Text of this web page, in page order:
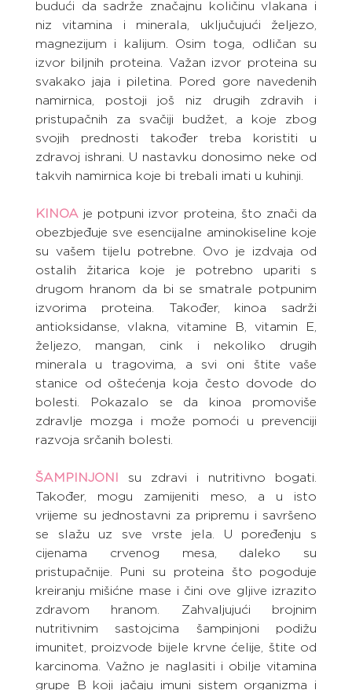
budući da sadrže značajnu količinu vlakana i
niz vitamina i minerala, uključujući željezo,
magnezijum i kalijum. Osim toga, odličan su
izvor biljnih proteina. Važan izvor proteina su
svakako jaja i piletina. Pored gore navedenih
namirnica, postoji još niz drugih zdravih i
pristupačnih za svačiji budžet, a koje zbog
svojih prednosti također treba koristiti u
zdravoj ishrani. U nastavku donosimo neke od
takvih namirnica koje bi trebali imati u kuhinji.
KINOA je potpuni izvor proteina, što znači da
obezbjeđuje sve esencijalne aminokiseline koje
su vašem tijelu potrebne. Ovo je izdvaja od
ostalih žitarica koje je potrebno upariti s
drugom hranom da bi se smatrale potpunim
izvorima proteina. Također, kinoa sadrži
antioksidanse, vlakna, vitamine B, vitamin E,
željezo, mangan, cink i nekoliko drugih
minerala u tragovima, a svi oni štite vaše
stanice od oštećenja koja često dovode do
bolesti. Pokazalo se da kinoa promoviše
zdravlje mozga i može pomoći u prevenciji
razvoja srčanih bolesti.
ŠAMPINJONI su zdravi i nutritivno bogati.
Također, mogu zamijeniti meso, a u isto
vrijeme su jednostavni za pripremu i savršeno
se slažu uz sve vrste jela. U poređenju s
cijenama crvenog mesa, daleko su
pristupačnije. Puni su proteina što pogoduje
kreiranju mišićne mase i čini ove gljive izrazito
zdravom hranom. Zahvaljujući brojnim
nutritivnim sastojcima šampinjoni podižu
imunitet, proizvode bijele krvne ćelije, štite od
karcinoma. Važno je naglasiti i obilje vitamina
grupe B koji jačaju imuni sistem organizma i